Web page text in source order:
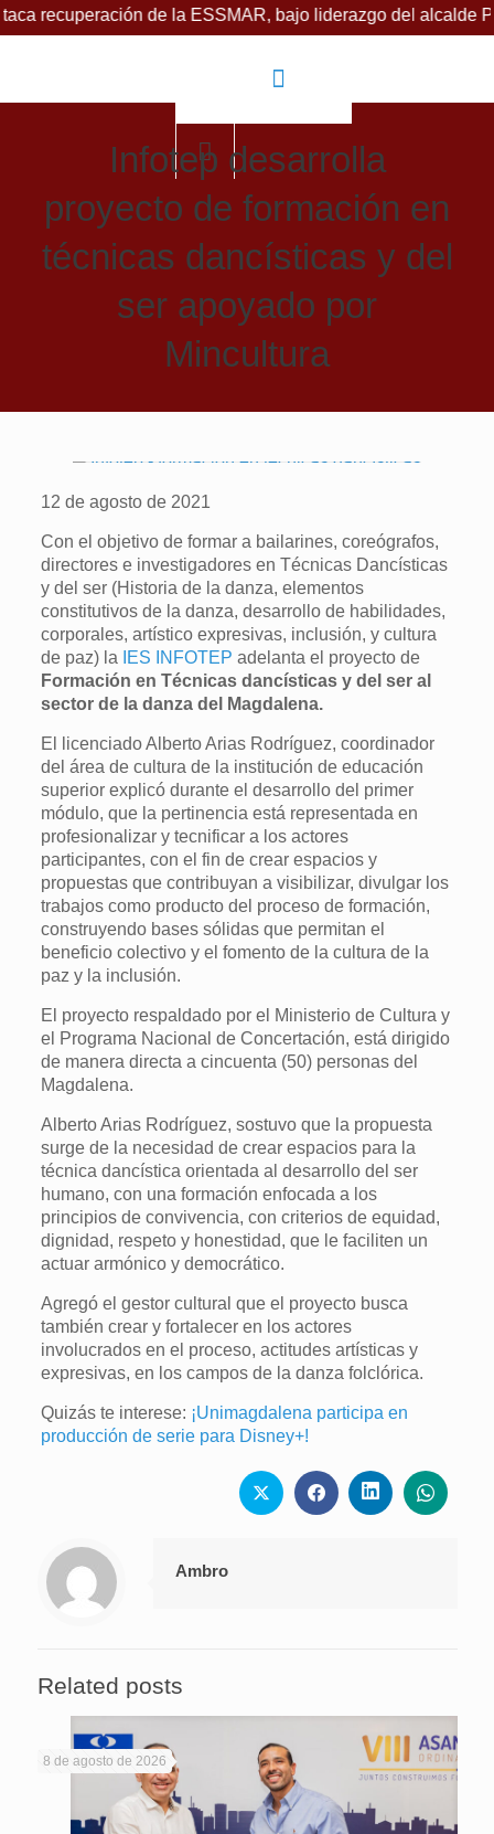
de la ESSMAR, bajo liderazgo del alcalde Pinedo, y
Infotep desarrolla
proyecto de formación en
técnicas dancísticas y del
ser apoyado por
Mincultura
12 de agosto de 2021
Con el objetivo de formar a bailarines, coreógrafos,
directores e investigadores en Técnicas Dancísticas
y del ser (Historia de la danza, elementos
constitutivos de la danza, desarrollo de habilidades,
corporales, artístico expresivas, inclusión, y cultura
de paz) la
IES INFOTEP adelanta el proyecto de
Formación en Técnicas dancísticas y del ser al
sector de la danza del Magdalena.
El licenciado Alberto Arias Rodríguez, coordinador
del área de cultura de la institución de educación
superior explicó durante el desarrollo del primer
módulo, que la pertinencia está representada en
profesionalizar y tecnificar a los actores
participantes, con el fin de crear espacios y
propuestas que contribuyan a visibilizar, divulgar los
trabajos como producto del proceso de formación,
construyendo bases sólidas que permitan el
beneficio colectivo y el fomento de la cultura de la
paz y la inclusión.
El proyecto respaldado por el Ministerio de Cultura y
el Programa Nacional de Concertación, está dirigido
de manera directa a cincuenta (50) personas del
Magdalena.
Alberto Arias Rodríguez, sostuvo que la propuesta
surge de la necesidad de crear espacios para la
técnica dancística orientada al desarrollo del ser
humano, con una formación enfocada a los
principios de convivencia, con criterios de equidad,
dignidad, respeto y honestidad, que le faciliten un
actuar armónico y democrático.
Agregó el gestor cultural que el proyecto busca
también crear y fortalecer en los actores
involucrados en el proceso, actitudes artísticas y
expresivas, en los campos de la danza folclórica.
Quizás te interese: ¡Unimagdalena participa en
producción de serie para Disney+!
Ambro
Related posts
8 de agosto de 2026